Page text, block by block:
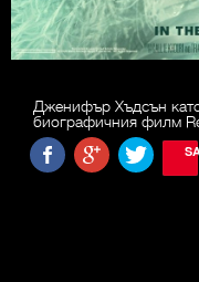
Дженифър Хъдсън
биографичния филм